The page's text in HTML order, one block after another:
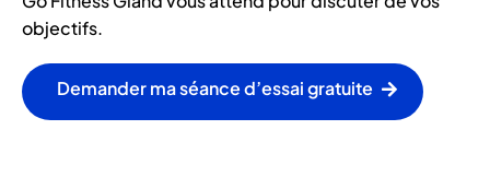
objectifs.
Demander ma séance d’essai gratuite